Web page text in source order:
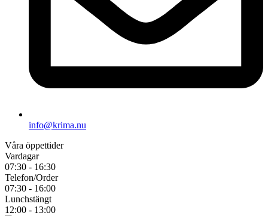
info@krima.nu
Våra öppettider
Vardagar
07:30 - 16:30
Telefon/Order
07:30 - 16:00
Lunchstängt
12:00 - 13:00